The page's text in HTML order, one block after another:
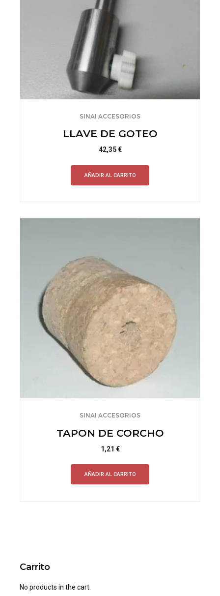
SINAI ACCESORIOS
LLAVE DE GOTEO
42,35€
AÑADIR AL CARRITO
SINAI ACCESORIOS
TAPON DE CORCHO
1,21 €
AÑADIR AL CARRITO
Carrito
No products in the cart.